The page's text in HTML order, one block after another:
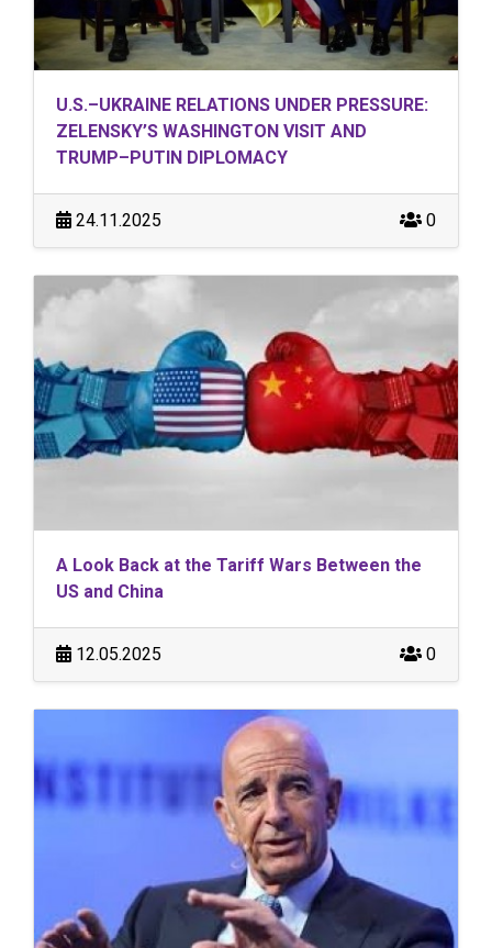
U.S.–UKRAINE RELATIONS UNDER PRESSURE:
ZELENSKY’S WASHINGTON VISIT AND
TRUMP–PUTIN DIPLOMACY
24.11.2025 0
A Look Back at the Tariff Wars Between the
US and China
12.05.2025 0